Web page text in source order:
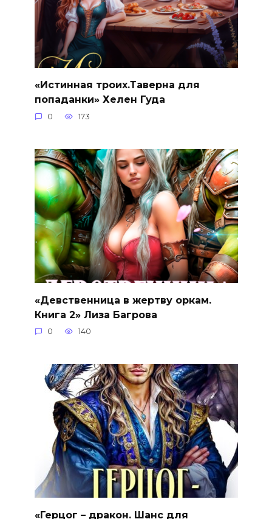
«Истинная троих.Таверна для
попаданки» Хелен Гуда
0 173
«Девственница в жертву оркам.
Книга 2» Лиза Багрова
0 140
«Герцог – дракон. Шанс для